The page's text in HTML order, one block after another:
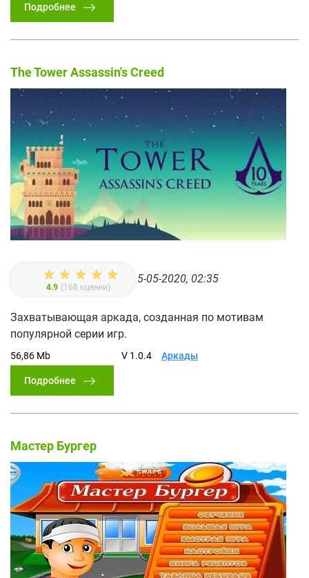
Подробнее
The Tower Assassin's Creed
4.9 (168 оценки)
5-05-2020, 02:35
Захватывающая аркада, созданная по мотивам
популярной серии игр.
56,86 Mb V 1.0.4 Аркады
Подробнее
Мастер Бургер